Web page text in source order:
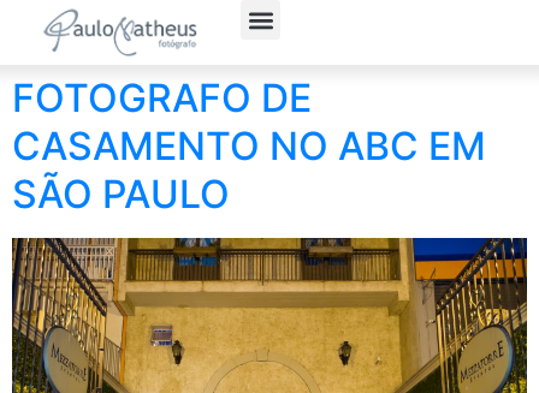
FOTOGRAFO DE
CASAMENTO NO ABC EM
SÃO PAULO